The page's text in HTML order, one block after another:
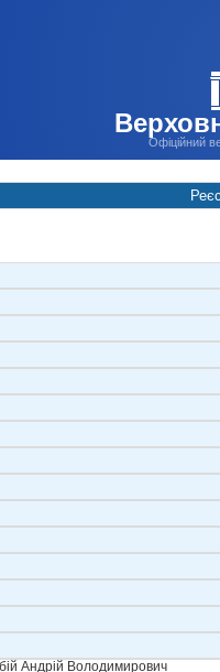
Офіційний
Андрій Володимирович